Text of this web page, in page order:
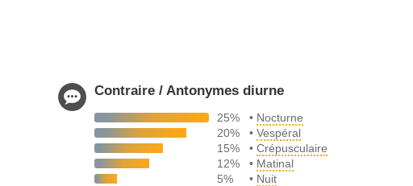
Contraire / Antonymes diurne
25% • Nocturne
20%
• Vespéral
15%
• Crépusculaire
12%
• Matinal
5%
• Nuit